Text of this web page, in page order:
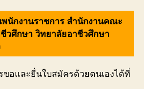
นักงานราชการ สำนักงานคณะ
วศึกษา วิทยาลัยอาชีวศึกษา
ขอและยื่นใบสมัครด้วยตนเองได้ที่